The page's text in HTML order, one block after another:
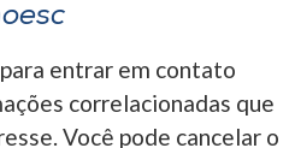
entrar em contato
correlacionadas que
Você pode cancelar o